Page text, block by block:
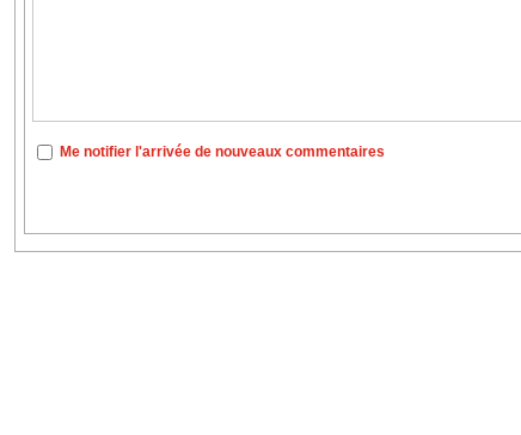
Me notifier l'arrivée de nouveaux commentaires